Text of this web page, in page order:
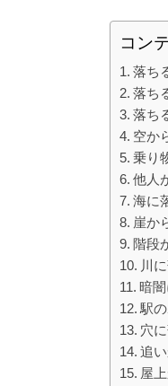
コン
落ち
落ち
落ち
空か
乗り
他人
海に
崖か
階段
川
暗
駅
穴
追
屋